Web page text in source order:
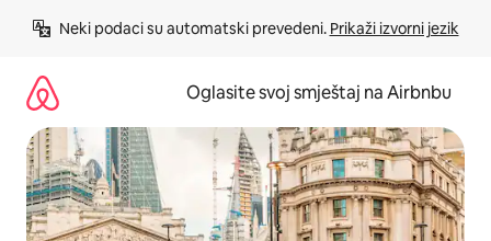
Neki podaci su automatski prevedeni. Prikaži izvorni jezik
Oglasite svoj smještaj na Airbnbu